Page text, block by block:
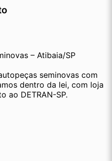
– Atibaia/SP
seminovas com
dentro da lei, com loja
ao DETRAN-SP.